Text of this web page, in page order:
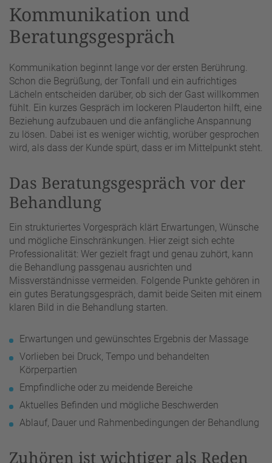
Kommunikation und
Beratungsgespräch
Kommunikation beginnt lange vor der ersten Berührung.
Schon die Begrüßung, der Tonfall und ein aufrichtiges
Lächeln entscheiden darüber, ob sich der Gast willkommen
fühlt. Ein kurzes Gespräch im lockeren Plauderton hilft, eine
Beziehung aufzubauen und die anfängliche Anspannung
zu lösen. Dabei ist es weniger wichtig, worüber gesprochen
wird, als dass der Kunde spürt, dass er im Mittelpunkt steht.
Das Beratungsgespräch vor der
Behandlung
Ein strukturiertes Vorgespräch klärt Erwartungen, Wünsche
und mögliche Einschränkungen. Hier zeigt sich echte
Professionalität: Wer gezielt fragt und genau zuhört, kann
die Behandlung passgenau ausrichten und
Missverständnisse vermeiden. Folgende Punkte gehören in
ein gutes Beratungsgespräch, damit beide Seiten mit einem
klaren Bild in die Behandlung starten.
Erwartungen und gewünschtes Ergebnis der Massage
Vorlieben bei Druck, Tempo und behandelten
Körperpartien
Empfindliche oder zu meidende Bereiche
Aktuelles Befinden und mögliche Beschwerden
Ablauf, Dauer und Rahmenbedingungen der Behandlung
Zuhören ist wichtiger als Reden